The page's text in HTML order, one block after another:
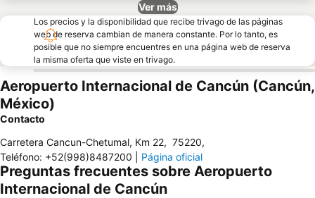
Ver más
Los precios y la disponibilidad que recibe trivago de las páginas
web de reserva cambian de manera constante. Por lo tanto, es
posible que no siempre encuentres en una página web de reserva
la misma oferta que viste en trivago.
Aeropuerto Internacional de Cancún (Cancún,
México)
Contacto
Carretera Cancun-Chetumal, Km 22, 75220,
Teléfono: +52(998)8487200 Página oficial
Preguntas frecuentes sobre Aeropuerto
Internacional de Cancún